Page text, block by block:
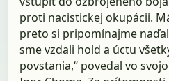
proti nacistickej okupácii.
preto si pripomínajme
sme vzdali hold a úctu
povstania,“ povedal vo